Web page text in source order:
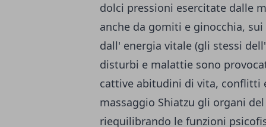
dolci pressioni esercitate dalle
anche da gomiti e ginocchia,
dall' energia vitale (gli stessi
disturbi e malattie sono
cattive abitudini di vita, conflitti
massaggio Shiatzu gli organi
riequilibrando le funzioni